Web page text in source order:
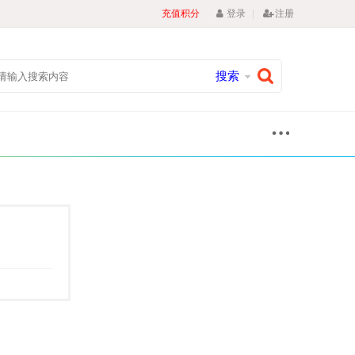
充值积分 登录 | 注册
搜索